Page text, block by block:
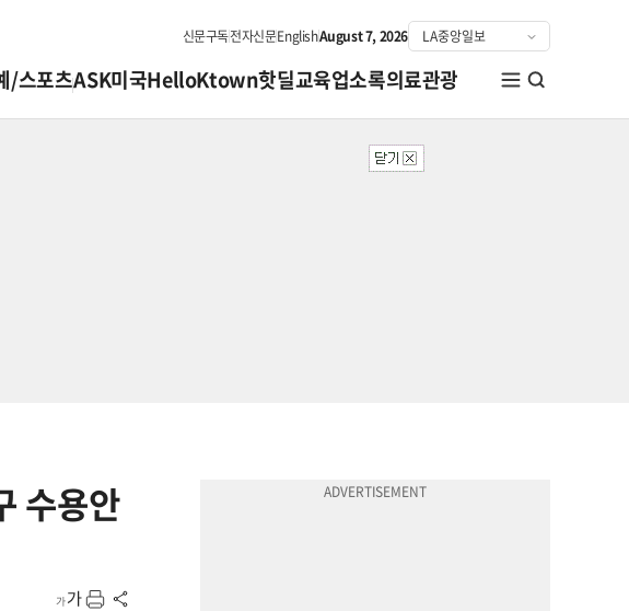
신문구독전자신문EnglishAugust 7, 2026
/스포츠ASK미국HelloKtown핫딜교육업소록의료관광
수용안